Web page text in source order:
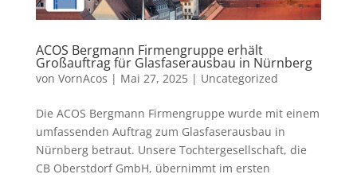
ACOS Bergmann Firmengruppe erhält
Großauftrag für Glasfaserausbau in Nürnberg
von VornAcos | Mai 27, 2025| Uncategorized
Die ACOS Bergmann Firmengruppe wurde mit einem
umfassenden Auftrag zum Glasfaserausbau in
Nürnberg betraut. Unsere Tochtergesellschaft, die
CB Oberstdorf GmbH, übernimmt im ersten